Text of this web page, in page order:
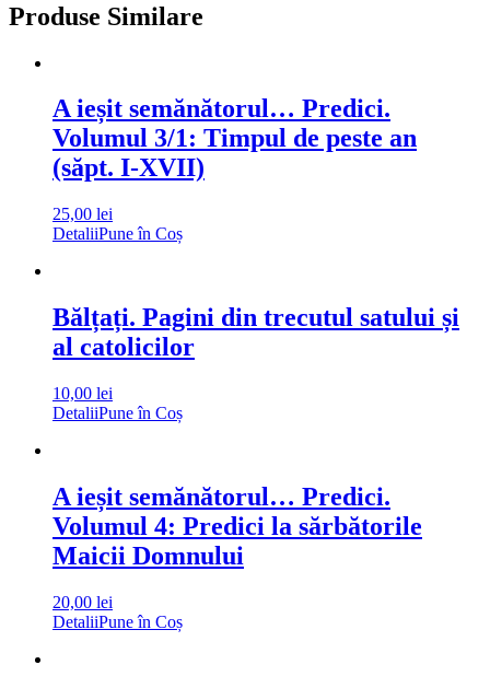
Produse Similare
A ieșit semănătorul… Predici.
Volumul 3/1: Timpul de peste an
(săpt. I-XVII)
25,00 lei
DetaliiPune în Coș
Bălțați. Pagini din trecutul satului și
al catolicilor
10,00 lei
DetaliiPune în Coș
A ieșit semănătorul… Predici.
Volumul 4: Predici la sărbătorile
Maicii Domnului
20,00 lei
DetaliiPune în Coș